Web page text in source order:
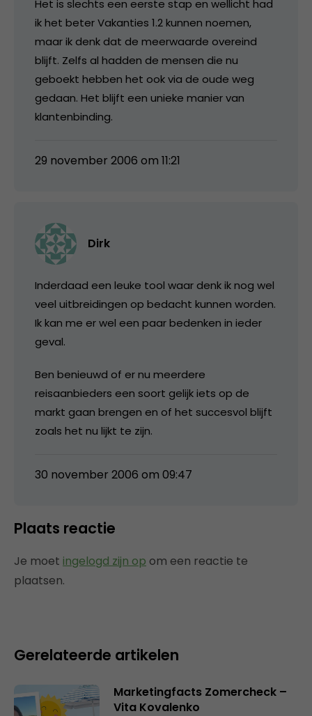
Het is slechts een eerste stap en wellicht had
ik het beter Vakanties 1.2 kunnen noemen,
maar ik denk dat de meerwaarde overeind
blijft. Zelfs al hadden de mensen die nu
geboekt hebben het ook via de oude weg
gedaan. Het blijft een unieke manier van
klantenbinding.
29 november 2006 om 11:21
Dirk
Inderdaad een leuke tool waar denk ik nog wel
veel uitbreidingen op bedacht kunnen worden.
Ik kan me er wel een paar bedenken in ieder
geval.
Ben benieuwd of er nu meerdere
reisaanbieders een soort gelijk iets op de
markt gaan brengen en of het succesvol blijft
zoals het nu lijkt te zijn.
30 november 2006 om 09:47
Plaats reactie
Je moet ingelogd zijn op om een reactie te
plaatsen.
Gerelateerde artikelen
Marketingfacts Zomercheck –
Vita Kovalenko